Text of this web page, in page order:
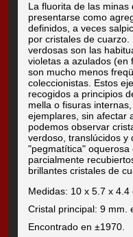
La fluorita de las minas
presentarse como
definidos, a veces
por cristales de
verdosas son las
violetas a azulados (en
son mucho menos
coleccionistas. Estos
recogidos a principios
mella o fisuras
ejemplares, sin afectar
podemos observar
verdoso, translúcidos y
"pegmatítica"
parcialmente
brillantes cristales de
Medidas: 10 x 5.7 x 4.4
Cristal principal: 9 mm.
Encontrado en ±1970.